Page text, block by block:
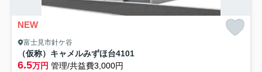
NEW
富士見市針ケ谷
（仮称）キャメルみずほ台4101
6.5万円 管理/共益費3,000円